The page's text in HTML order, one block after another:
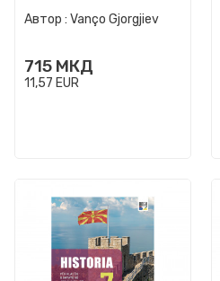
Автор : Vanço Gjorgjiev
715 МКД
11,57 EUR